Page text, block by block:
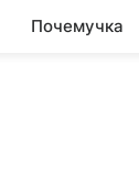
Почемучка